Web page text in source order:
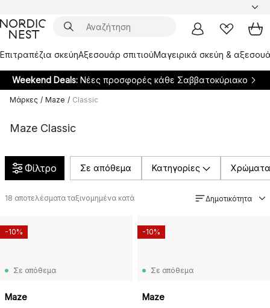
Επιτραπέζια σκεύηΑξεσουάρ σπιτιούΜαγειρικά σκεύη &
Weekend Deals: Νέες προσφορές κάθε Σαββατοκύριακο
Μάρκες / Maze / Classic
Maze Classic
Φίλτρο Σε απόθεμα Κατηγορίες Χρώματα
18 αποτελέσματα ταξινομημένα κατά Δημοτικότητα
Σε απόθεμα
Maze
-10%
Σε απόθεμα
Maze
-10%